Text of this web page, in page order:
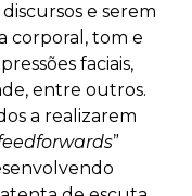
e serem
corporal, tom e
faciais,
entre outros.
a realizarem
”